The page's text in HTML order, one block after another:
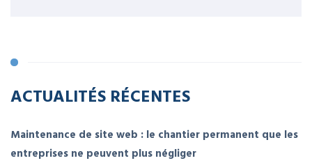
ACTUALITÉS RÉCENTES
Maintenance de site web : le chantier permanent que les
entreprises ne peuvent plus négliger